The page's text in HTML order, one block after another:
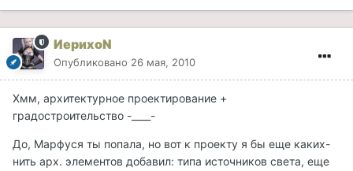
ИерихоN
Опубликовано 26 мая, 2010
Хмм, архитектурное проектирование +
градостроительство -____-
До, Марфуся ты попала, но вот к проекту я бы еще каких-
нить арх. элементов добавил: типа источников света, еще